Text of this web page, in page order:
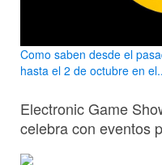
Como saben desde el
hasta el 2 de octubre en
Electronic Game
celebra con eventos